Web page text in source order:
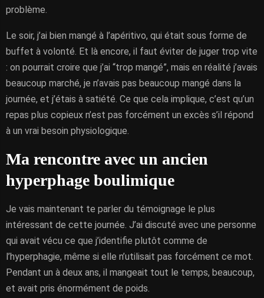
problème.
Le soir, j’ai bien mangé à l’apéritivo, qui était sous forme de
buffet à volonté. Et là encore, il faut éviter de juger trop vite
: on pourrait croire que j’ai “trop mangé”, mais en réalité j’avais
beaucoup marché, je n’avais pas beaucoup mangé dans la
journée, et j’étais à satiété. Ce que cela implique, c’est qu’un
repas plus copieux n’est pas forcément un excès s’il répond
à un vrai besoin physiologique.
Ma rencontre avec un ancien
hyperphage boulimique
Je vais maintenant te parler du témoignage le plus
intéressant de cette journée. J’ai discuté avec une personne
qui avait vécu ce que j’identifie plutôt comme de
l’hyperphagie, même si elle n’utilisait pas forcément ce mot.
Pendant un à deux ans, il mangeait tout le temps, beaucoup,
et avait pris énormément de poids.